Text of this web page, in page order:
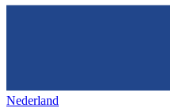
Nederland